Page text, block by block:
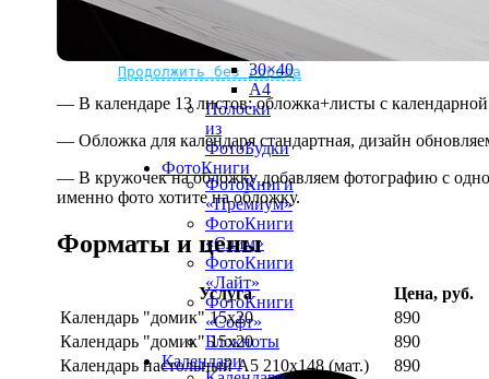
Не нашли Ваш город?
Мы доставляем по всему миру
Продолжить без города
20×20
20×30
30×30
30×40
A4
Полоски
из
ФотоБудки
ФотоКниги
ФотоКниги
«Премиум»
ФотоКниги
«Слим»
ФотоКниги
«Лайт»
ФотоКниги
«Софт»
Блокноты
Календари
— В календаре 13 листов: обложка+листы с календарной
— Обложка для календаря стандартная, дизайн
— В кружочек на обложку добавляем фотографию с
именно фото хотите на обложку.
Форматы и цены
Услуга
Цена, руб.
Календарь "домик" 15х20
890
Календарь "домик" 15х20
890
Календарь настольный А5 210х148 (мат.)
890